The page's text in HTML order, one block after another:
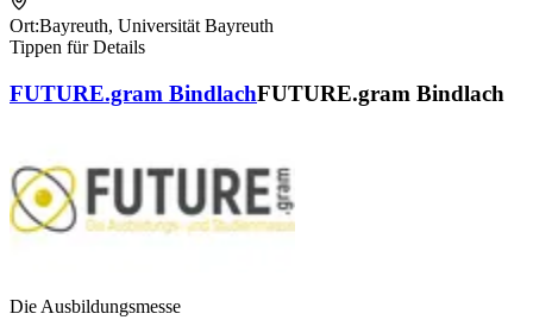
Ort:Bayreuth, Universität Bayreuth
Tippen für Details
FUTURE.gram BindlachFUTURE.gram Bindlach
Die Ausbildungsmesse